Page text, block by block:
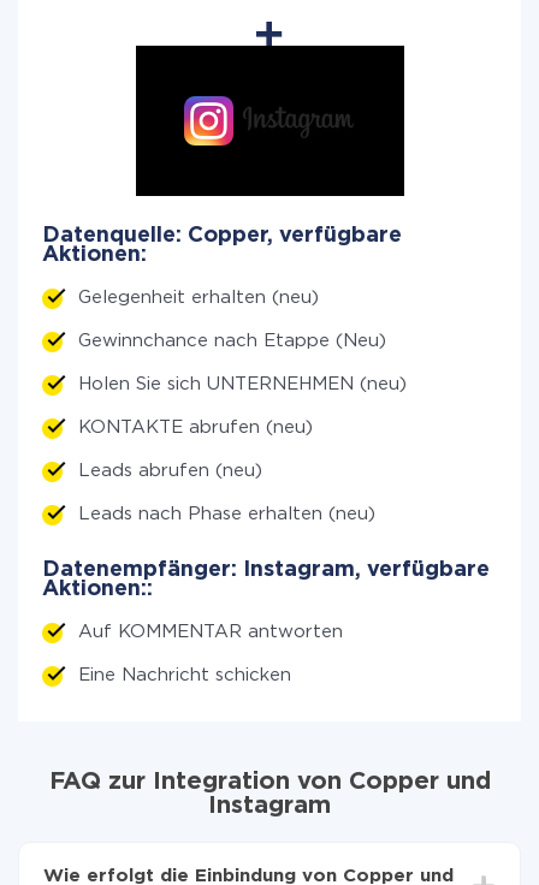
Datenquelle: Copper, verfügbare
Aktionen:
Gelegenheit erhalten (neu)
Gewinnchance nach Etappe (Neu)
Holen Sie sich UNTERNEHMEN (neu)
KONTAKTE abrufen (neu)
Leads abrufen (neu)
Leads nach Phase erhalten (neu)
Datenempfänger: Instagram, verfügbare
Aktionen::
Auf KOMMENTAR antworten
Eine Nachricht schicken
FAQ zur Integration von Copper und
Instagram
Wie erfolgt die Einbindung von Copper und